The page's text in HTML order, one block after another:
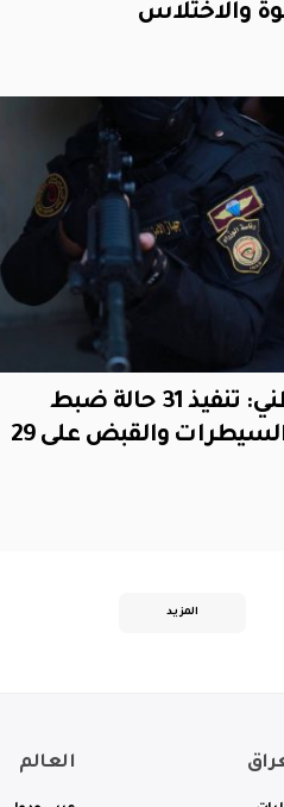
والاختلاس
الأمن الوطني: تنفيذ 31 حالة ضبط
بالمنافذ والسيطرات والقبض على 29
المزيد
العالم